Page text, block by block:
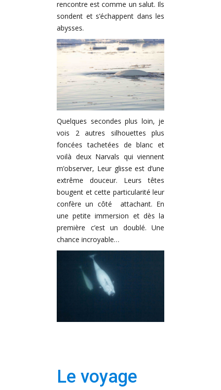
rencontre est comme un salut. Ils
sondent et s’échappent dans les
abysses.
Quelques secondes plus loin, je
vois 2 autres silhouettes plus
foncées tachetées de blanc et
voilà deux Narvals qui viennent
m’observer, Leur glisse est d’une
extrême douceur. Leurs têtes
bougent et cette particularité leur
confère un côté attachant. En
une petite immersion et dès la
première c’est un doublé. Une
chance incroyable…
Le voyage